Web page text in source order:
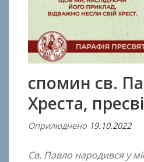
спомин св.
Хреста,
Оприлюднено 19.10.2022В
д
Св. Павло народився у